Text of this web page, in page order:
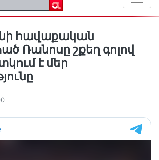
հավաքական
Ռանոսը շքեղ գոլով
է մեր